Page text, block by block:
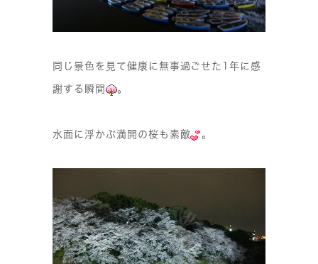
同じ景色を見て健康に無事過ごせた1年に感
謝する瞬間 。
水面に浮かぶ満開の桜も素敵 。